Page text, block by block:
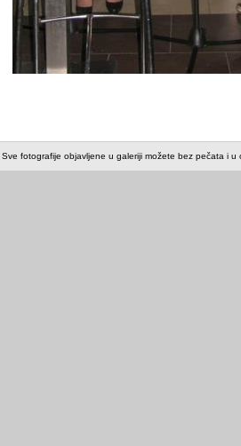
. Sve fotografije objavljene u galeriji možete bez pečata i